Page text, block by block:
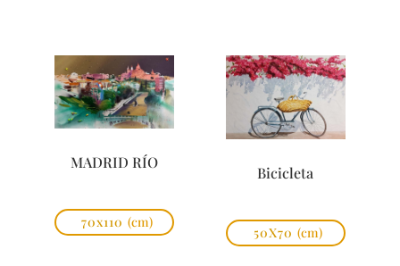
MADRID RÍO
70x110 (cm)
Bicicleta
50X70 (cm)